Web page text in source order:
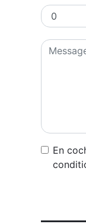
En